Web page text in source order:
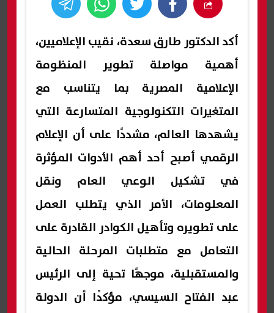
أكد الدكتور طارق سعدة، نقيب الإعلاميين،
أهمية مواصلة تطوير المنظومة
الإعلامية المصرية بما يتناسب مع
المتغيرات التكنولوجية المتسارعة التي
يشهدها العالم، مشددًا على أن الإعلام
الرقمي أصبح أحد أهم الأدوات المؤثرة
في تشكيل الوعي العام ونقل
المعلومات، الأمر الذي يتطلب العمل
على تطويره وتأهيل الكوادر القادرة على
التعامل مع متطلبات المرحلة الحالية
والمستقبلية، موجهًا تحية إلى الرئيس
عبد الفتاح السيسي، مؤكدًا أن الدولة